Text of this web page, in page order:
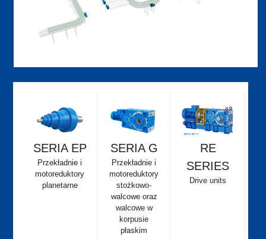
SERIA EP
Przekładnie i
motoreduktory
planetarne
SERIA G
Przekładnie i
motoreduktory
stożkowo-
walcowe oraz
walcowe w
korpusie
płaskim
RE
SERIES
Drive units